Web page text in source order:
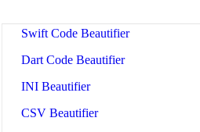
Swift Code Beautifier
Dart Code Beautifier
INI Beautifier
CSV Beautifier